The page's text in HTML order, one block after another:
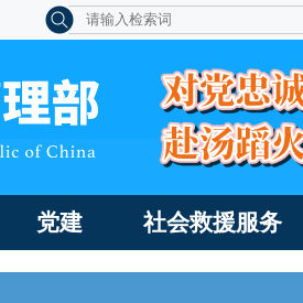
党建 社会救援服务